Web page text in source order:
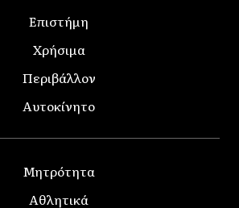
Επιστήμη
Χρήσιμα
Περιβάλλον
Αυτοκίνητο
Μητρότητα
Αθλητικά